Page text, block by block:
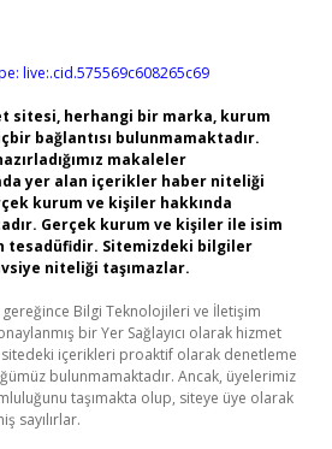
live:.cid.575569c608265c69
sitesi, herhangi bir marka, kurum
bağlantısı bulunmamaktadır.
makaleler
yer alan içerikler haber niteliği
kurum ve kişiler hakkında
Gerçek kurum ve kişiler ile isim
tesadüfidir. Sitemizdeki bilgiler
niteliği taşımazlar.
gereğince Bilgi Teknolojileri ve İletişim
bir Yer Sağlayıcı olarak hizmet
içerikleri proaktif olarak denetleme
bulunmamaktadır. Ancak, üyelerimiz
taşımakta olup, siteye üye olarak
sayılırlar.